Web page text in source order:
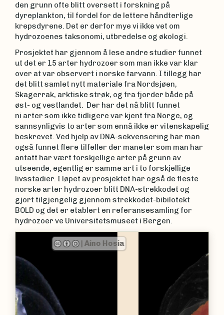
den grunn ofte blitt oversett i forskning på
dyreplankton, til fordel for de lettere håndterlige
krepsdyrene. Det er derfor mye vi ikke vet om
hydrozoenes taksonomi, utbredelse og økologi.
Prosjektet har gjennom å lese andre studier funnet
ut det er 15 arter hydrozoer som man ikke var klar
over at var observert i norske farvann. I tillegg har
det blitt samlet nytt materiale fra Nordsjøen,
Skagerrak, arktiske strøk, og fra fjorder både på
øst- og vestlandet. Der har det nå blitt funnet
ni arter som ikke tidligere var kjent fra Norge, og
sannsynligvis to arter som ennå ikke er vitenskapelig
beskrevet. Ved hjelp av DNA-sekvensering har man
også funnet flere tilfeller der maneter som man har
antatt har vært forskjellige arter på grunn av
utseende, egentlig er samme art i to forskjellige
livsstadier. I løpet av prosjektet har også de fleste
norske arter hydrozoer blitt DNA-strekkodet og
gjort tilgjengelig gjennom strekkodet-bibilotekt
BOLD og det er etablert en referansesamling for
hydrozoer ve Universitetsmuseet i Bergen.